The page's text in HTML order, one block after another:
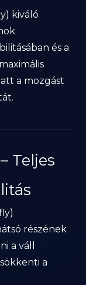
kiváló
és a
a mozgást
Teljes
részének
a váll
a